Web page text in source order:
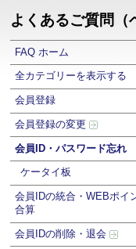
よくあるご質問（
FAQ ホーム
全カテゴリーを表示する
会員登録
会員登録の変更
会員ID・パスワード忘れ
ケータイ板
会員IDの統合・WEBポイ
合算
会員IDの削除・退会